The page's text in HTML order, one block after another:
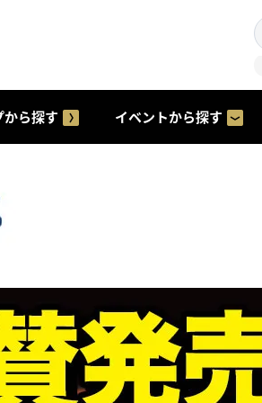
から探す イベントから探す